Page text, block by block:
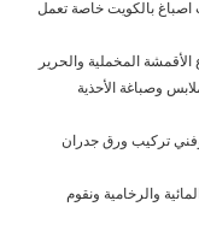
بالكويت خاصة تعمل
الأقمشة المخملية والحرير
وصباغة الأحذية
تركيب ورق جدران
والرخامية ونقوم